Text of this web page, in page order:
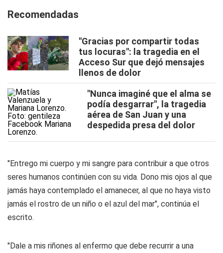
Recomendadas
"Gracias por compartir todas
tus locuras": la tragedia en el
Acceso Sur que dejó mensajes
llenos de dolor
"Nunca imaginé que el alma se
podía desgarrar", la tragedia
aérea de San Juan y una
despedida presa del dolor
"Entrego mi cuerpo y mi sangre para contribuir a que otros
seres humanos continúen con su vida. Dono mis ojos al que
jamás haya contemplado el amanecer, al que no haya visto
jamás el rostro de un niño o el azul del mar", continúa el
escrito.
"Dale a mis riñones al enfermo que debe recurrir a una